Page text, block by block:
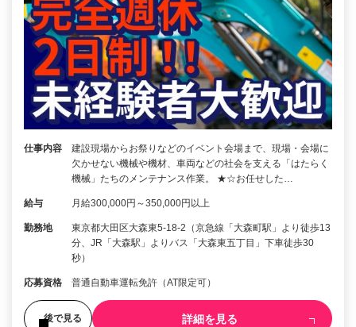
仕事内容
建設現場からお祭りなどのイベント会場まで、現場・会場に
欠かせない機械や機材、車両などの社会を支える「はたらく
機械」たちのメンテナンス作業。 ★☆お任せした…
給与 月給300,000円～350,000円以上
勤務地
東京都大田区大森東5-18-2（京急線「大森町駅」より徒歩13
分、JR「大森駅」よりバス「大森東五丁目」下車徒歩30
秒）
応募資格 普通自動車運転免許（AT限定可）
後で見る 詳細を見る